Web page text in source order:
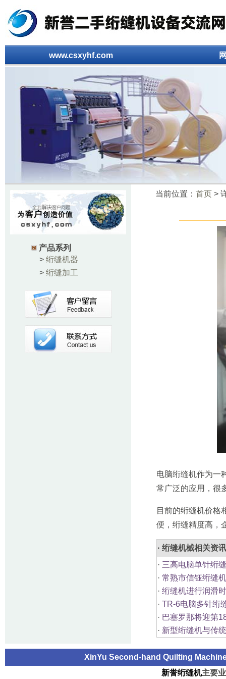
www.csxyhf.com
产品系列
> 绗缝机器
> 绗缝加工
当前位置： 首页 >
电脑绗缝机作为一
常广泛的应用，很
目前的绗缝机价格
便，绗缝精度高，
· 绗缝机械相关资讯
· 三高电脑单针绗
· 常熟市信钰绗缝
· 绗缝机进行润滑
· TR-6电脑多针绗
· 巴塞罗那将迎第
· 新型绗缝机与传
XinYu Second-hand Quilting
新誉绗缝机主要